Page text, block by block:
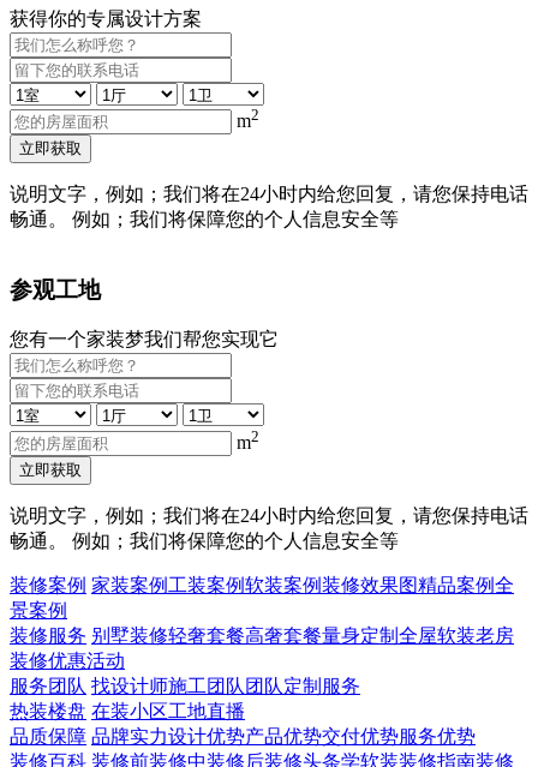
获得你的专属设计方案
m2
立即获取
说明文字，例如；我们将在24小时内给您回复，请您保持电话
畅通。 例如；我们将保障您的个人信息安全等
参观工地
您有一个家装梦我们帮您实现它
m2
立即获取
说明文字，例如；我们将在24小时内给您回复，请您保持电话
畅通。 例如；我们将保障您的个人信息安全等
装修案例 家装案例 工装案例软装案例装修效果图精品案例全
景案例
装修服务 别墅装修轻奢套餐高奢套餐量身定制 全屋软装老房
装修优惠活动
服务团队 找设计师施工团队 团队定制服务
热装楼盘 在装小区工地直播
品质保障 品牌实力设计优势产品优势交付优势服务优势
装修百科 装修前装修中装修后装修头条学软装装修指南装修